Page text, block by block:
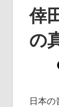
倖
の
日本